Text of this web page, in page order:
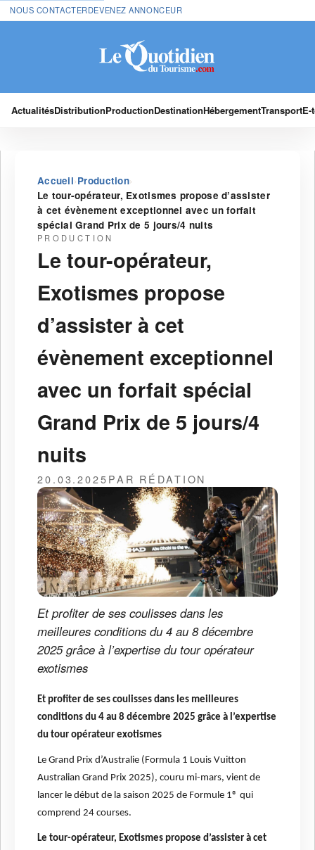
NOUS CONTACTERDEVENEZ ANNONCEUR
ActualitésDistributionProductionDestinationHébergementTransport
Accueil›Production›
Le tour-opérateur, Exotismes propose d’assister
à cet évènement exceptionnel avec un forfait
spécial Grand Prix de 5 jours/4 nuits
PRODUCTION
Le tour-opérateur,
Exotismes propose
d’assister à cet
évènement exceptionnel
avec un forfait spécial
Grand Prix de 5 jours/4
nuits
20.03.2025PAR RÉDATION
Et profiter de ses coulisses dans les
meilleures conditions du 4 au 8 décembre
2025 grâce à l’expertise du tour opérateur
exotismes
Et profiter de ses coulisses dans les meilleures
conditions du 4 au 8 décembre 2025 grâce à l’expertise
du tour opérateur exotismes
Le Grand Prix d’Australie (Formula 1 Louis Vuitton
Australian Grand Prix 2025), couru mi-mars, vient de
lancer le début de la saison 2025 de Formule 1® qui
comprend 24 courses.
Le tour-opérateur, Exotismes propose d’assister à cet